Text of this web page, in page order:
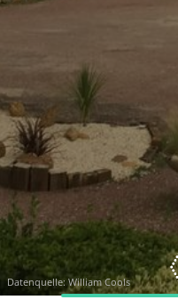
Datenquelle: William Cools